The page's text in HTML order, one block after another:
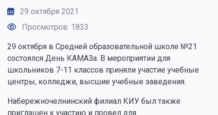
29 октября 2021
Просмотров: 1833
29 октября в Средней образовательной школе №21
состоялся День КАМАЗа. В мероприятии для
школьников 7-11 классов приняли участие учебные
центры, колледжи, высшие учебные заведения.
Набережночелнинский филиал КИУ был также
приглашен к участию и провел для